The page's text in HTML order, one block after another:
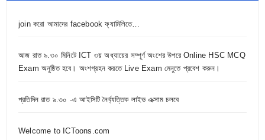
join করো আমাদের facebook ফ্যামিলিতে…
আজ রাত ৯.৩০ মিনিটে ICT ৩য় অধ্যায়ের সম্পূর্ণ অংশের উপরে Online HSC MCQ
Exam অনুষ্ঠিত হবে। অংশগ্রহন করতে Live Exam মেনুতে প্রবেশ করুন।
প্রতিদিন রাত ৯.৩০ -এ আইসিটি নৈর্ব্যত্তিক লাইভ এক্সাম চলবে
Welcome to ICToons.com